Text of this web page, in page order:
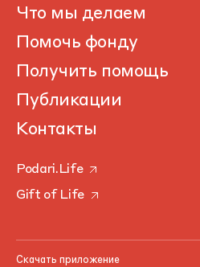
Что мы делаем
Помочь фонду
Получить помощь
Публикации
Контакты
Podari.Life
Gift of Life
Скачать приложение